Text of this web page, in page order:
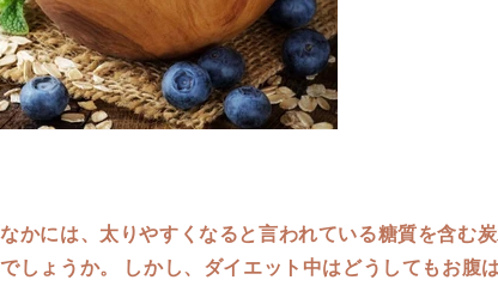
かには、太りやすくなると言われている糖質を含む
しょうか。 しかし、ダイエット中はどうしてもお腹